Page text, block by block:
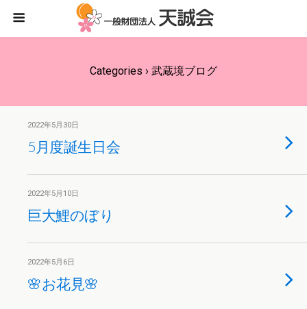
Categories › 武蔵境ブログ
2022年5月30日
5月度誕生日会
2022年5月10日
巨大鯉のぼり
2022年5月6日
🌸お花見🌸